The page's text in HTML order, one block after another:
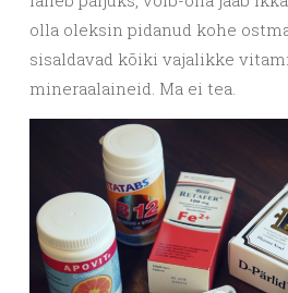
olla oleksin pidanud kohe
sisaldavad kõiki vajalikke
mineraalaineid. Ma ei tea.